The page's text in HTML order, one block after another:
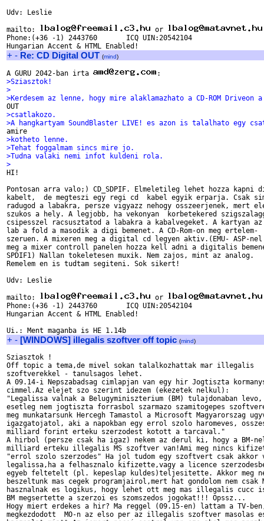
Udv: Leslie
mailto:
or
Phone:(+36 -1) 2443760       ICQ UIN:20542104
+ - Re: CD Digital OUT (mind)
A GURU 2042-ban irta
>Sziasztok!
>
>Kerdesem az lenne, hogy mire alaklamazhato a CD-ROM
>csatlakozo.
>A hangkartyam SoundBlaster LIVE! es azon is talalhato egy
>kotheto lenne.
>Tehat foggalmam sincs mire jo.
>Tudna valaki nemi infot kuldeni rola.
>
HI!
Pontosan arra valo;) CD_SDPIF. Elmeletileg lehet hozza kapni
kabelt,  de megteszi egy regi cd  kabel egyik erparja. Csak
radugod a labakra, persze vigyazz nehogy osszeerjenek, mert
szukos a hely. A legjobb, ha vekonyan  korbetekered
csipesszel racsusztatod a labakra a kabalvegeket. A kartyan
lab a fold a masodik a digi bemenet. A CD-Rom-on meg ertelem-
szeruen. A mixeren meg a digital cd legyen aktiv.(EMU- ASP-nel
meg a mixer controll panelen hozza kell adni a digitalis
SPDIF1) Nallan tokeletesen muxik. Nem zajos, mint az analog.
Remelem en is tudtam segiteni. Sok sikert!
Udv: Leslie
mailto:
or
Phone:(+36 -1) 2443760       ICQ UIN:20542104
Hungarian Accent & HTML Enabled!
+ - [WINDOWS] illegalis szoftver off topic (mind)
Sziasztok !
Off topic a tema,de mivel sokan talalkozhattak mar illegalis
szoftverekkel - tanulsagos lehet.
A 09.14-i Nepszabadsag cimlapjan van egy hir Jogtiszta
cimmel.Az elejet szo szerint idezem (ekezetek nelkul):
"Legalissa valnak a Belugyminiszterium (BM) tulajdonaban
esetleg nem jogtiszta forrasbol szarmazo szamitogepes
meg munkatarsunk Hercegh Tamastol a Microsoft Magyarorszag
igazgatojatol, aki a napokban egy errol szolo haromeves,
milliard forint erteku szerzodest kotott a tarcaval."
A hirbol (persze csak ha igaz) nekem az derul ki, hogy a BM-
milliard erteku illegalis MS szoftver van!Ami meg nincs
"errol szolo szerzodes" Ha jol tudom egy szoftvert csak akkor
legalissa,ha a felhasznalo kifizette,vagy a licence
egyeb feltetelt (pl. kepeslap kuldes)teljesitette. Akkor meg
beszeltunk mas cegek programjairol,mert hat gondolom nem csak
hasznalnak es logikus, hogy lehet ott meg mas illegalis cucc
BM megsertette a szerzoi es szomszedos jogokat!!! Opssz...
Hogy miert erdekes a hir? Ma reggel (09.15-en) lattam a TV-
megkezdodott  MO-n az elso per az illegalis szoftver masolas